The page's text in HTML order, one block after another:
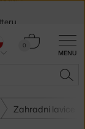
MENU
0
Košík
Zahradní lavice a